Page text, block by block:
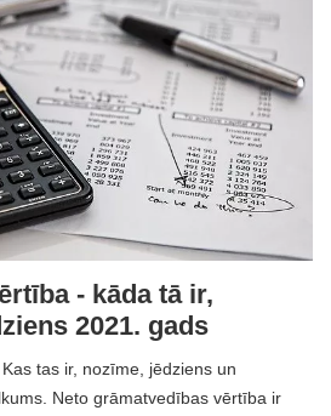
- kāda tā ir,
2021. gads
tas ir, nozīme, jēdziens un
Neto grāmatvedības vērtība ir